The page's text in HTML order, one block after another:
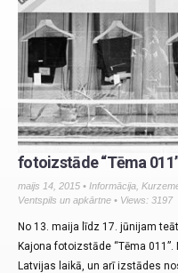
fotoizstāde “Tēma
maijs 14, 2015 • Informācija
Ventspils un apkārtne • Views: 3197
No 13. maija līdz 17. jūnijam
Kajona fotoizstāde “Tēma
Latvijas laikā, un arī izstādes